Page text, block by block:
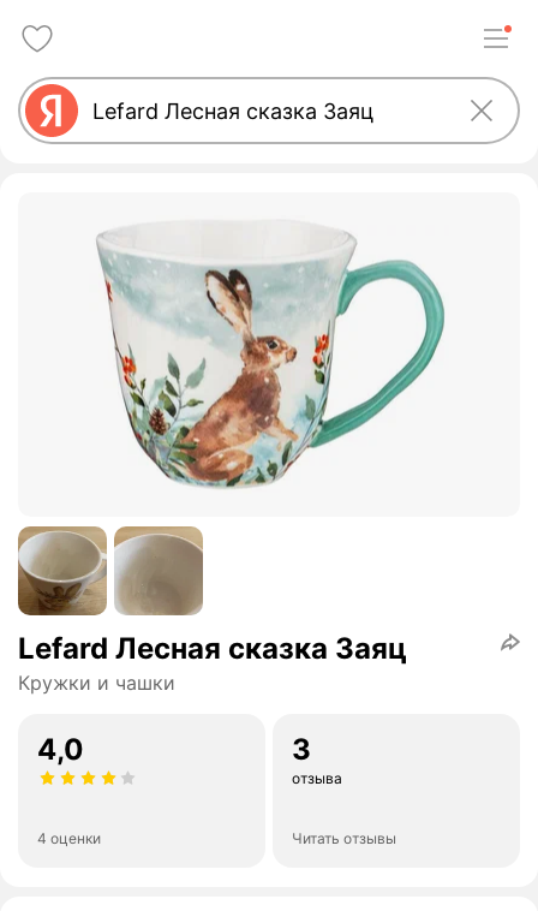
Lefard Лесная сказка Заяц
Кружки и чашки
4,0
4 оценки
3
отзыва
Читать отзывы